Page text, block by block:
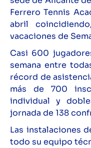
Ferrero Tennis
abril
vacaciones de
Casi 600
semana entre
récord de
más de 700
individual y
jornada de 138
Las instalaciones
todo su equipo